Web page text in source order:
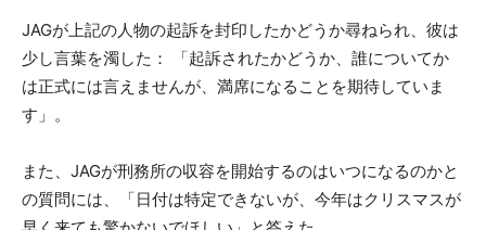
JAGが上記の人物の起訴を封印したかどうか尋ねられ、彼は
少し言葉を濁した： 「起訴されたかどうか、誰についてか
は正式には言えませんが、満席になることを期待していま
す」。
また、JAGが刑務所の収容を開始するのはいつになるのかと
の質問には、「日付は特定できないが、今年はクリスマスが